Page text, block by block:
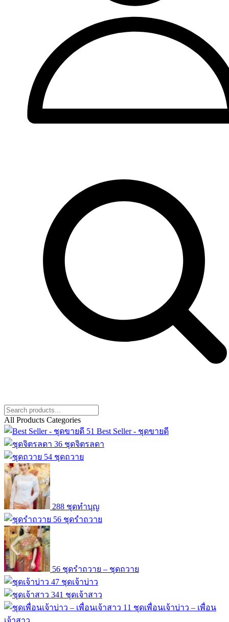
All Products Categories
51 Best Seller - ชุดขายดี
36 ชุดจิตรลดา
54 ชุดถวาย
288 ชุดทำบุญ
56 ชุดรำถวาย
56 ชุดรำถวาย – ชุดถวาย
47 ชุดเจ้าบ่าว
341 ชุดเจ้าสาว
11 ชุดเพื่อนเจ้าบ่าว – เพื่อน
เจ้าสาว